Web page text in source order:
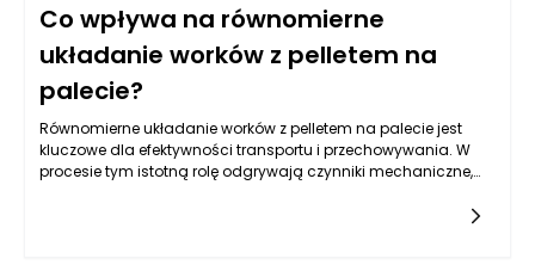
Co wpływa na równomierne
układanie worków z pelletem na
palecie?
Równomierne układanie worków z pelletem na palecie jest
kluczowe dla efektywności transportu i przechowywania. W
procesie tym istotną rolę odgrywają czynniki mechaniczne,